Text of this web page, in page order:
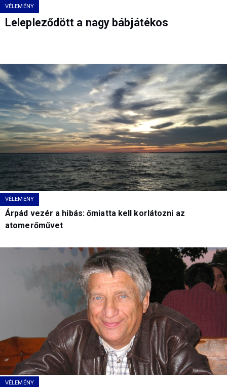
VÉLEMÉNY
Lelepleződött a nagy bábjátékos
VÉLEMÉNY
Árpád vezér a hibás: őmiatta kell korlátozni az
atomerőművet
VÉLEMÉNY